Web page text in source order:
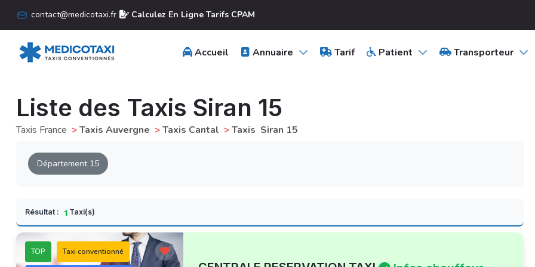
contact@medicotaxi.fr Calculez En Ligne Tarifs CPAM
Accueil Annuaire Tarif Patient Transporteur
Liste des Taxis Siran 15
Taxis France >Taxis Auvergne >Taxis Cantal >Taxis Siran 15
Département 15
Résultat : 1 Taxi(s)
TOP Taxi conventionné